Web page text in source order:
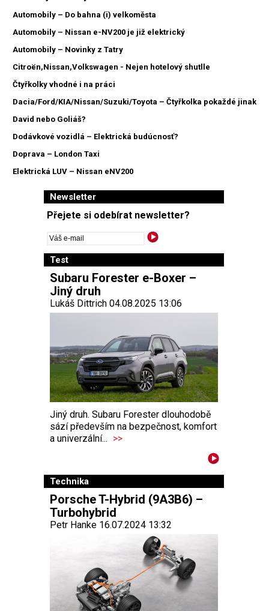
Automobily – Do bahna (i) velkoměsta
Automobily – Nissan e-NV200 je již elektrický
Automobily – Novinky z Tatry
Citroën,Nissan,Volkswagen - Nejen hotelový shutlle
Čtyřkolky vhodné i na práci
Dacia/Ford/KIA/Nissan/Suzuki/Toyota – Čtyřkolka pokaždé jinak
David nebo Goliáš?
Dodávkové vozidlá – Elektrická budúcnosť?
Doprava – London Taxi
Elektrická LUV – Nissan eNV200
Newsletter
Přejete si odebírat newsletter?
Test
Subaru Forester e-Boxer –
Jiný druh
Lukáš Dittrich 04.08.2025 13:06
Jiný druh. Subaru Forester dlouhodobě
sází především na bezpečnost, komfort
a univerzální... >>
Technika
Porsche T-Hybrid (9A3B6) –
Turbohybrid
Petr Hanke 16.07.2024 13:32